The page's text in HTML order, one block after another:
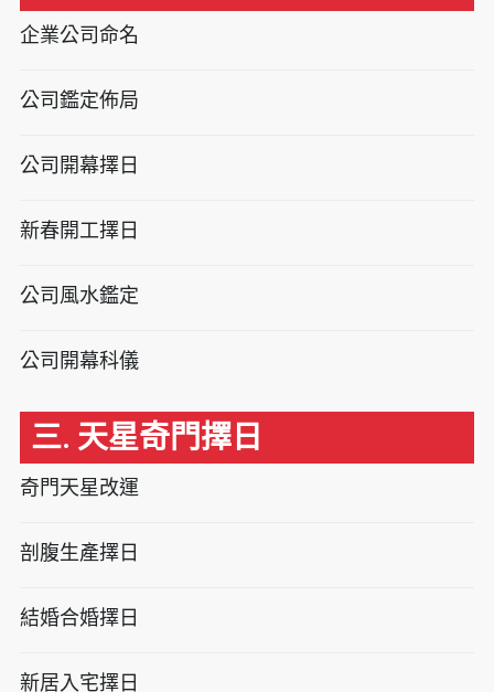
企業公司命名
公司鑑定佈局
公司開幕擇日
新春開工擇日
公司風水鑑定
公司開幕科儀
三. 天星奇門擇日
奇門天星改運
剖腹生產擇日
結婚合婚擇日
新居入宅擇日